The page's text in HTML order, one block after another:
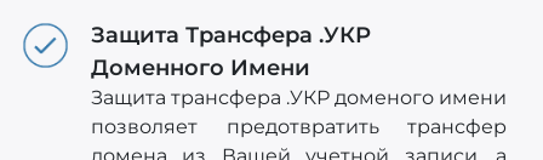
Защита Трансфера .УКР
Доменного Имени
Защита трансфера .УКР доменого имени
позволяет предотвратить трансфер